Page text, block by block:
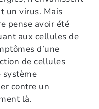
un virus. Mais
pense avoir été
aux cellules de
d’une
de cellules
système
contre un
là.